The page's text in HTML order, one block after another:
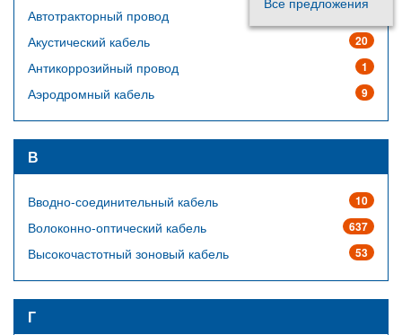
Автотракторный провод
20
Акустический кабель
1
Антикоррозийный провод
9
Аэродромный кабель
В
10
Вводно-соединительный кабель
637
Волоконно-оптический кабель
53
Высокочастотный зоновый кабель
Г